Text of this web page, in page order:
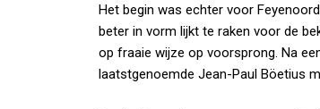
Het begin was echter voor
beter in vorm lijkt te raken voor de
op fraaie wijze op voorsprong. Na
laatstgenoemde Jean-Paul Böetius